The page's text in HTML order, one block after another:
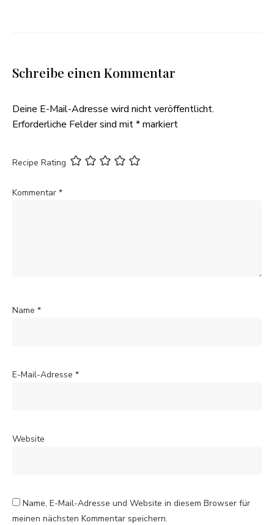
Schreibe einen Kommentar
Deine E-Mail-Adresse wird nicht veröffentlicht.
Erforderliche Felder sind mit*markiert
Recipe Rating
Kommentar *
Name *
E-Mail-Adresse *
Website
Name, E-Mail-Adresse und Website in diesem Browser für
meinen nächsten Kommentar speichern.